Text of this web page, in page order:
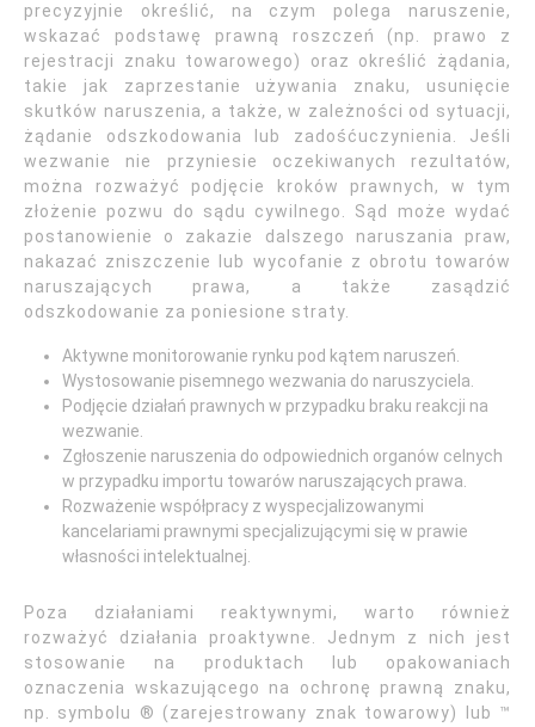
precyzyjnie określić, na czym polega naruszenie,
wskazać podstawę prawną roszczeń (np. prawo z
rejestracji znaku towarowego) oraz określić żądania,
takie jak zaprzestanie używania znaku, usunięcie
skutków naruszenia, a także, w zależności od sytuacji,
żądanie odszkodowania lub zadośćuczynienia. Jeśli
wezwanie nie przyniesie oczekiwanych rezultatów,
można rozważyć podjęcie kroków prawnych, w tym
złożenie pozwu do sądu cywilnego. Sąd może wydać
postanowienie o zakazie dalszego naruszania praw,
nakazać zniszczenie lub wycofanie z obrotu towarów
naruszających prawa, a także zasądzić
odszkodowanie za poniesione straty.
Aktywne monitorowanie rynku pod kątem naruszeń.
Wystosowanie pisemnego wezwania do naruszyciela.
Podjęcie działań prawnych w przypadku braku reakcji na
wezwanie.
Zgłoszenie naruszenia do odpowiednich organów celnych
w przypadku importu towarów naruszających prawa.
Rozważenie współpracy z wyspecjalizowanymi
kancelariami prawnymi specjalizującymi się w prawie
własności intelektualnej.
Poza działaniami reaktywnymi, warto również
rozważyć działania proaktywne. Jednym z nich jest
stosowanie na produktach lub opakowaniach
oznaczenia wskazującego na ochronę prawną znaku,
np. symbolu ® (zarejestrowany znak towarowy) lub ™